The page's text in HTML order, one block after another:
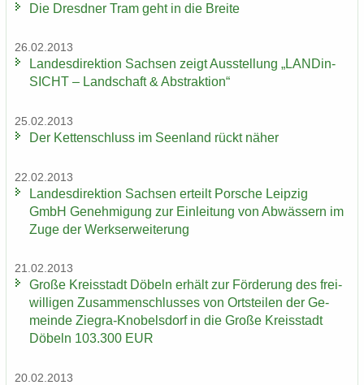
Die Dresd­ner Tram geht in die Brei­te
26.02.2013
Lan­des­di­rek­ti­on Sach­sen zeigt Aus­stel­lung „LAN­Din­
SICHT – Land­schaft & Abs­trak­ti­on“
25.02.2013
Der Ket­ten­schluss im Se­en­land rückt näher
22.02.2013
Lan­des­di­rek­ti­on Sach­sen er­teilt Por­sche Leip­zig
GmbH Ge­neh­mi­gung zur Ein­lei­tung von Ab­wäs­sern im
Zuge der Werks­er­wei­te­rung
21.02.2013
Große Kreis­stadt Dö­beln er­hält zur För­de­rung des frei­
wil­li­gen Zu­sam­men­schlus­ses von Orts­tei­len der Ge­
mein­de Ziegra-​Knobelsdorf in die Große Kreis­stadt
Dö­beln 103.300 EUR
20.02.2013